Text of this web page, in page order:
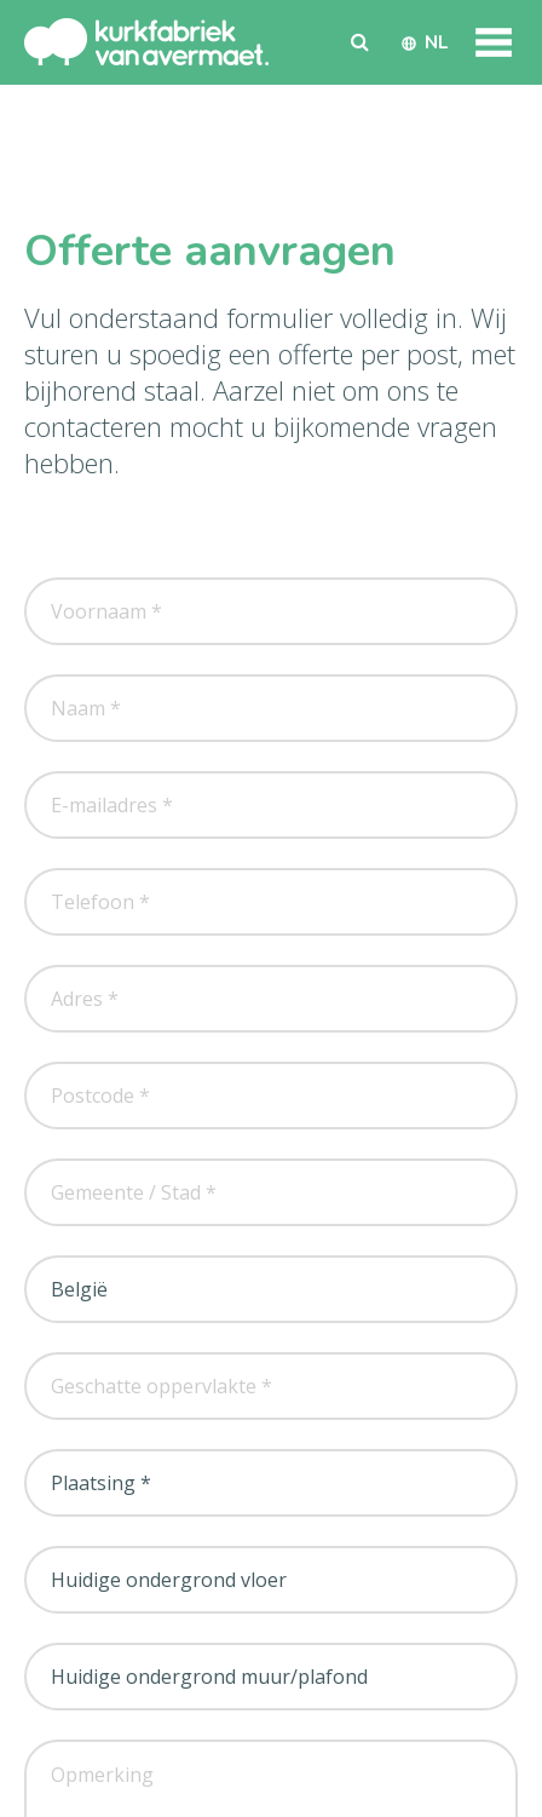
NL
Offerte aanvragen
Vul onderstaand formulier volledig in. Wij
sturen u spoedig een offerte per post, met
bijhorend staal. Aarzel niet om ons te
contacteren mocht u bijkomende vragen
hebben.